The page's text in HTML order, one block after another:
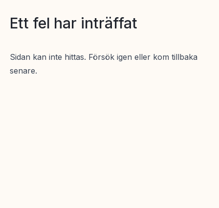
Ett fel har inträffat
Sidan kan inte hittas. Försök igen eller kom tillbaka
senare.